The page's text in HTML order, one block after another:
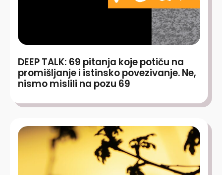
DEEP TALK: 69 pitanja koje potiču na
promišljanje i istinsko povezivanje. Ne,
nismo mislili na pozu 69